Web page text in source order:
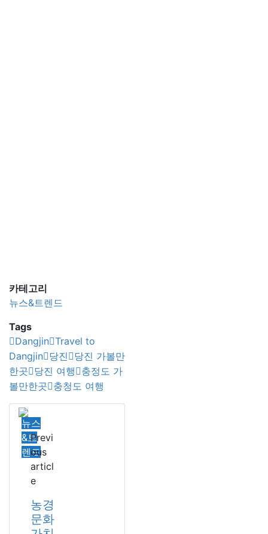
카테고리
뉴스&트렌드
Tags
Dangjin Travel to
Dangjin 당진
당진 가볼만
한곳 당진 여행
충정도 가
볼만한곳 충청도 여행
뉴스
&트
렌드
Previ
ous
articl
e
농경
문화